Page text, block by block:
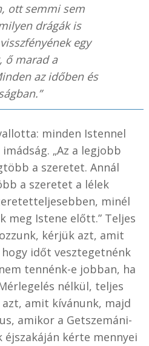
ott semmi sem
drágák is
egy
ő marad a
az időben és
minden Istennel
„Az a legjobb
a szeretet. Annál
a szeretet a lélek
minél
meg Istene előtt.” Teljes
kérjük azt, amit
időt vesztegetnénk
tennénk-e jobban, ha
nélkül, teljes
amit kívánunk, majd
amikor a Getszemáni-
éjszakáján kérte mennyei